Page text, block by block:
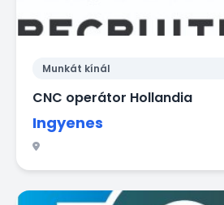
Munkát kínál
CNC operátor Hollandia
Ingyenes